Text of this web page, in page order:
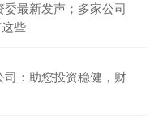
最新发声；多家公司
些
：助您投资稳健，财